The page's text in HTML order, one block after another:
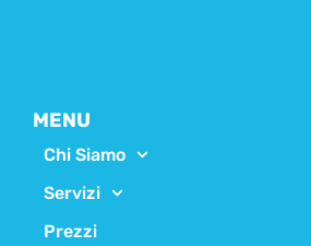
MENU
Chi Siamo
Servizi
Prezzi